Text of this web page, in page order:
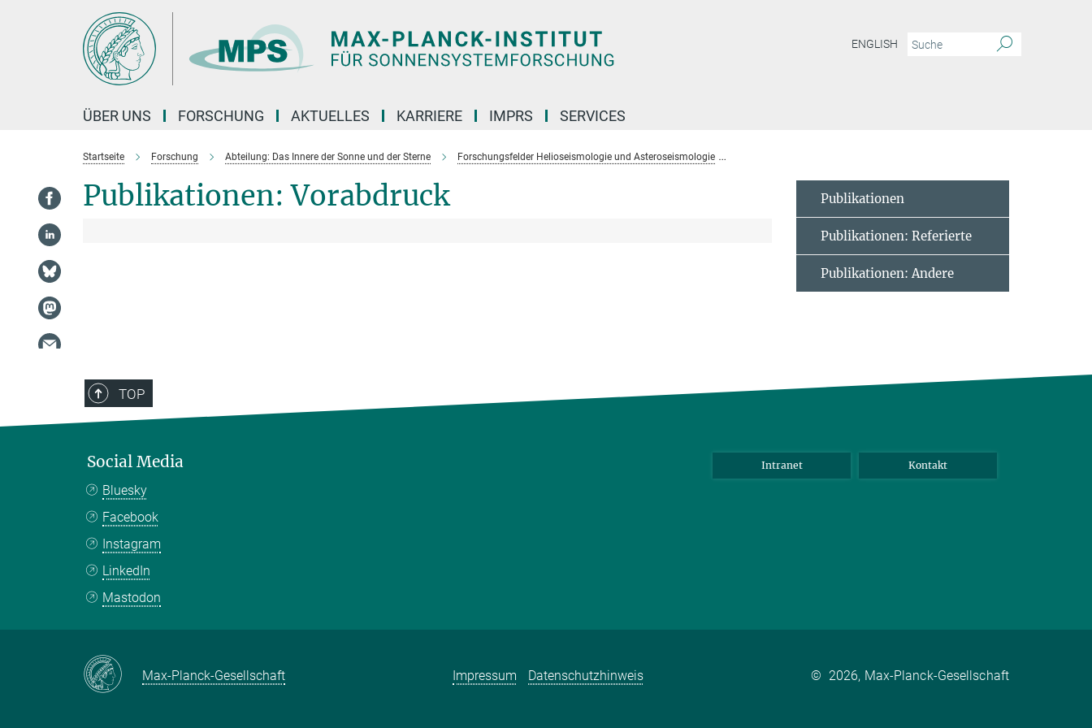
ENGLISH
ÜBER UNS FORSCHUNG AKTUELLES KARRIERE IMPRS SERVICES
Startseite Forschung Abteilung: Das Innere der Sonne und der Sterne Forschungsfelder Helioseismologie und Asteroseismologie
Publikationen: Vorabdruck Publikationen
Publikationen: Referierte
Publikationen: Andere
TOP
Social Media
Bluesky
Facebook
Instagram
LinkedIn
Mastodon
Intranet Kontakt
Max-Planck-Gesellschaft Impressum Datenschutzhinweis © 2026, Max-Planck-Gesellschaft